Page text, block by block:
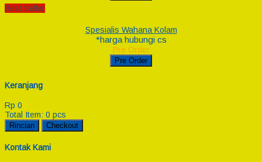
Best Seller
Spesialis Wahana Kolam
*harga hubungi cs
Pre Order
Pre Order
Keranjang
Rp 0
Total Item: 0 pcs
Rincian Checkout
Kontak Kami